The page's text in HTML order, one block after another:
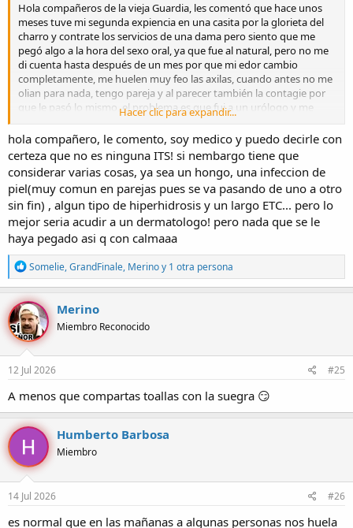
Hola compañeros de la vieja Guardia, les comentó que hace unos
meses tuve mi segunda expiencia en una casita por la glorieta del
charro y contrate los servicios de una dama pero siento que me
pegó algo a la hora del sexo oral, ya que fue al natural, pero no me
di cuenta hasta después de un mes por que mi edor cambio
completamente, me huelen muy feo las axilas, cuando antes no me
olian para nada, tengo pareja y al parecer también la contagie por
que le pasó lo mismo, el problema es que fui a un urólogo y me
recetaron medicina con tratamiento de un mes al igual que a mí
pareja pero al terminar el tratamiento seguimos igual, ya fui a
diferentes urólogos y según no tengo ninguna infección o ETS, no
se si será una bacteria, por que a mí suegra también creó que se le
pegó, no sabrían como y donde podría saber con exactitud que
pueda tener?
Hacer clic para expandir...
hola compañero, le comento, soy medico y puedo decirle con
certeza que no es ninguna ITS! si nembargo tiene que
considerar varias cosas, ya sea un hongo, una infeccion de
piel(muy comun en parejas pues se va pasando de uno a otro
sin fin) , algun tipo de hiperhidrosis y un largo ETC... pero lo
mejor seria acudir a un dermatologo! pero nada que se le
haya pegado asi q con calmaaa
R
e
a
c
c
i
o
n
e
Somelie,GrandFinale, Merinoy 1 otra persona
Merino
Miembro Reconocido
12 Jul 2026 #25
A menos que compartas toallas con la suegra 😏
Humberto Barbosa
Miembro
14 Jul 2026 #26
es normal que en las mañanas a algunas personas nos huela